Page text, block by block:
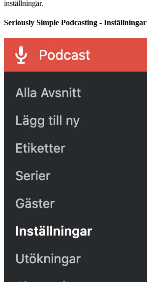
inställningar.
Seriously Simple Podcasting - Inställningar